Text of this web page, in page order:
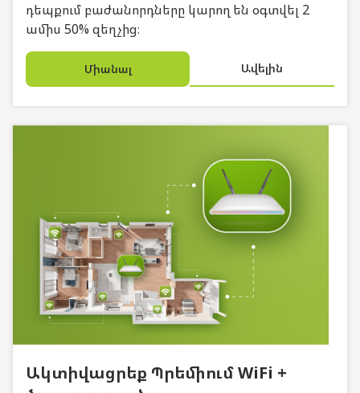
դեպքում բաժանորդները կարող են օգտվել 2
ամիս 50% զեղչից։
Միանալ Ավելին
Ակտիվացրեք Պրեմիում WiFi +